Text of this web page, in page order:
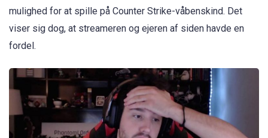
mulighed for at spille på Counter Strike-våbenskind. Det
viser sig dog, at streameren og ejeren af siden havde en
fordel.